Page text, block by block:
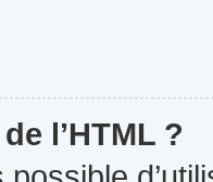
l’HTML ?